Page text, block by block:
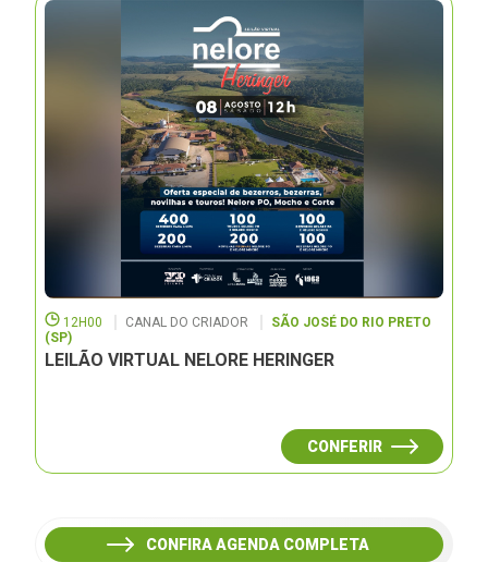
12H00 CANAL DO CRIADOR
SÃO JOSÉ DO RIO PRETO
(SP)
LEILÃO VIRTUAL NELORE HERINGER
CONFERIR
CONFIRA AGENDA COMPLETA